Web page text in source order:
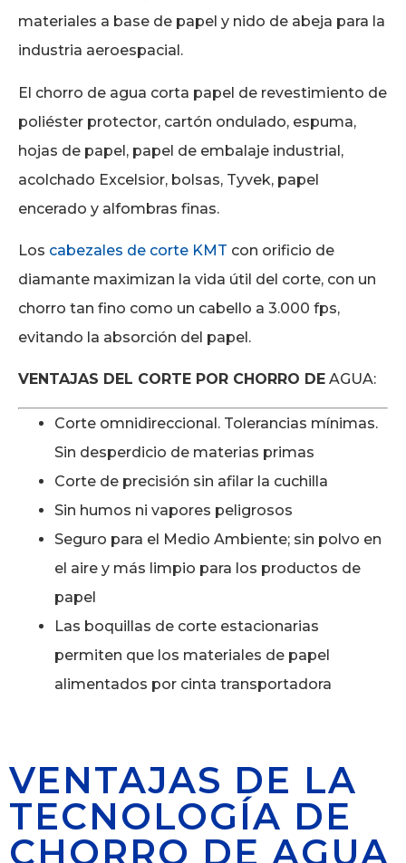
materiales a base de papel y nido de abeja para la
industria aeroespacial.
El chorro de agua corta papel de revestimiento de
poliéster protector, cartón ondulado, espuma,
hojas de papel, papel de embalaje industrial,
acolchado Excelsior, bolsas, Tyvek, papel
encerado y alfombras finas.
Los cabezales de corte KMT con orificio de
diamante maximizan la vida útil del corte, con un
chorro tan fino como un cabello a 3.000 fps,
evitando la absorción del papel.
VENTAJAS DEL CORTE POR CHORRO DE AGUA:
Corte omnidireccional. Tolerancias mínimas.
Sin desperdicio de materias primas
Corte de precisión sin afilar la cuchilla
Sin humos ni vapores peligrosos
Seguro para el Medio Ambiente; sin polvo en
el aire y más limpio para los productos de
papel
Las boquillas de corte estacionarias
permiten que los materiales de papel
alimentados por cinta transportadora
VENTAJAS DE LA
TECNOLOGÍA DE
CHORRO DE AGUA